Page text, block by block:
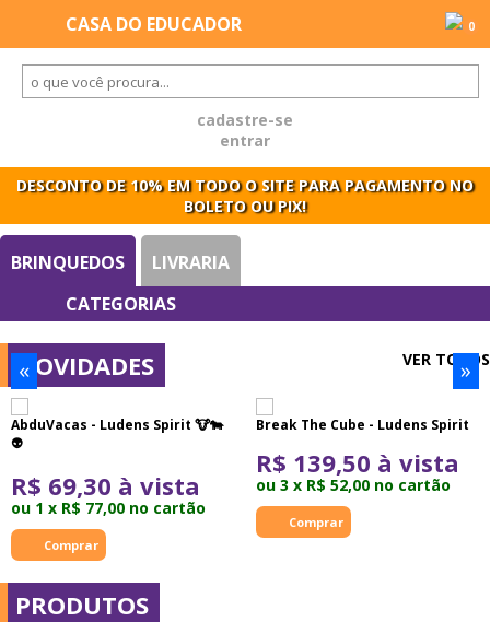
0
cadastre-se
entrar
DESCONTO DE 10% EM TODO O SITE PARA PAGAMENTO NO
BOLETO OU PIX!
BRINQUEDOS LIVRARIA
NOVIDADES VER TODOS
AbduVacas - Ludens Spirit 🐮🐄
👽​
R$ 69,30 à vista
ou 1 x R$ 77,00 no cartão
Break The Cube - Ludens Spirit
R$ 139,50 à vista
ou 3 x R$ 52,00 no cartão
« »
PRODUTOS